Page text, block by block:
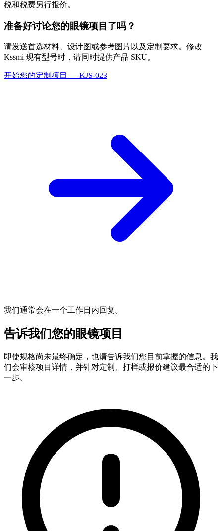
税和税费另行报价。
准备好讨论您的眼镜项目了吗？
请发送首选材料、设计图或参考图片以及定制要求。修改
Kssmi 现有型号时，请同时提供产品 SKU。
开始您的定制项目 — KJS-023
我们通常会在一个工作日内回复。
告诉我们您的眼镜项目
即使规格尚未最终确定，也请告诉我们您目前掌握的信息。我
们会审核项目详情，并针对定制、打样或报价建议最合适的下
一步。